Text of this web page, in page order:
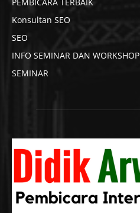
Konsultan SEO
SEO
INFO SEMINAR DAN WORKSHOP
SEMINAR